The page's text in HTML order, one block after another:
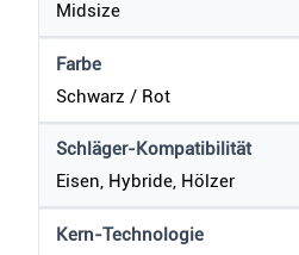
Midsize
Farbe
Schwarz / Rot
Schläger-Kompatibilität
Eisen, Hybride, Hölzer
Kern-Technologie